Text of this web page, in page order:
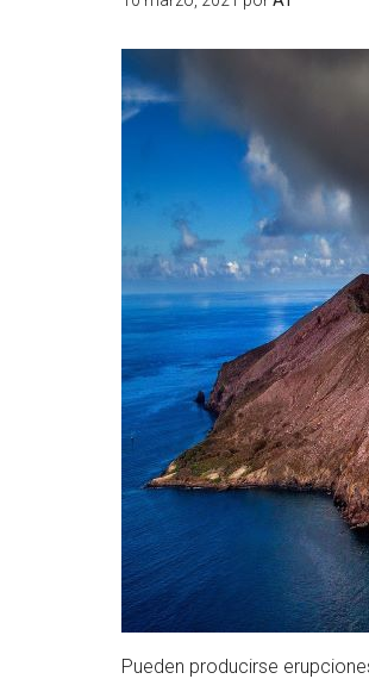
Pueden producirse